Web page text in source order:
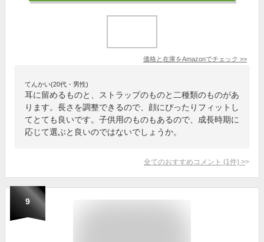
価格と在庫をAmazonでチェック >>
てんかい(20代・男性)
耳に留めるものと、ストラップのものと二種類のものがあ
ります。長さを調整できるので、顔にぴったりフィットし
てとても良いです。子供用のものもあるので、成長時期に
応じて選ぶと良いのではないでしょうか。
全てのおすすめコメント (1 件) >
9